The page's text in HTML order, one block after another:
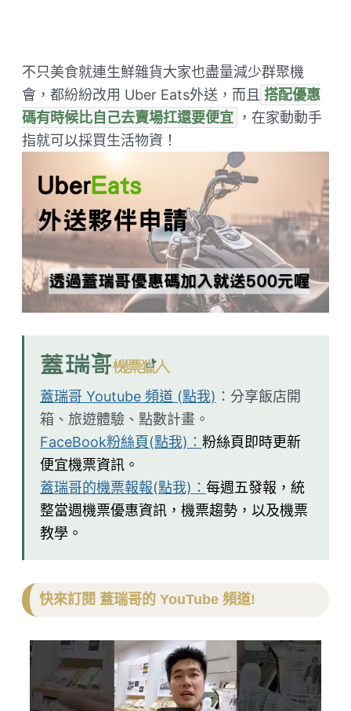
不只美食就連生鮮雜貨大家也盡量減少群聚機
會，都紛紛改用 Uber Eats外送，而且 搭配優惠
碼有時候比自己去賣場扛還要便宜 ，在家動動手
指就可以採買生活物資！
蓋瑞哥 Youtube 頻道 (點我) ： 分享飯店開
箱、旅遊體驗、點數計畫。
FaceBook粉絲頁(點我)： 粉絲頁即時更新
便宜機票資訊。
蓋瑞哥的機票報報(點我)： 每週五發報，統
整當週機票優惠資訊，機票趨勢，以及機票
教學。
快來訂閱 蓋瑞哥的 YouTube 頻道!